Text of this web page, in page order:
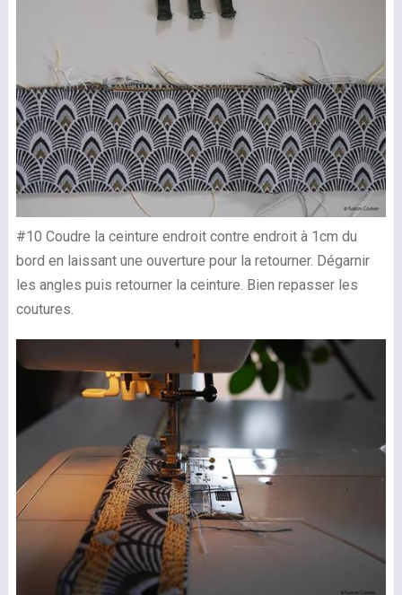
#10 Coudre la ceinture endroit contre endroit à 1cm du
bord en laissant une ouverture pour la retourner. Dégarnir
les angles puis retourner la ceinture. Bien repasser les
coutures.